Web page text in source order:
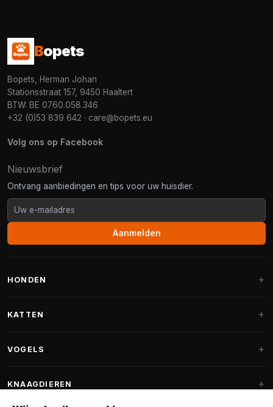
Bopets
Bopets, Herman Johan
Stationsstraat 157, 9450 Haaltert
BTW: BE 0760.058.346
+32 (0)53 839 642 · care@bopets.eu
Volg ons op Facebook
Nieuwsbrief
Ontvang aanbiedingen en tips voor uw huisdier.
Aanmelden
HONDEN
Fantail hondenmanden
KATTEN
Krabpalen voor Maine Coon
VOGELS
KNAAGDIEREN